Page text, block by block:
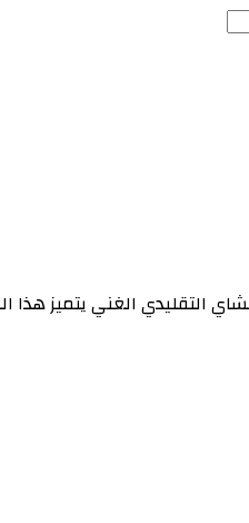
مثالي لعشاق الشاي التقليدي